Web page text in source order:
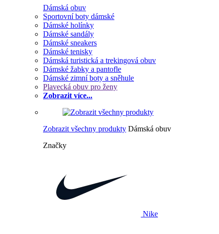
Dámská obuv
Sportovní boty dámské
Dámské holínky
Dámské sandály
Dámské sneakers
Dámské tenisky
Dámská turistická a trekingová obuv
Dámské žabky a pantofle
Dámské zimní boty a sněhule
Plavecká obuv pro ženy
Zobrazit více...
Zobrazit všechny produkty Dámská obuv
Značky
Nike